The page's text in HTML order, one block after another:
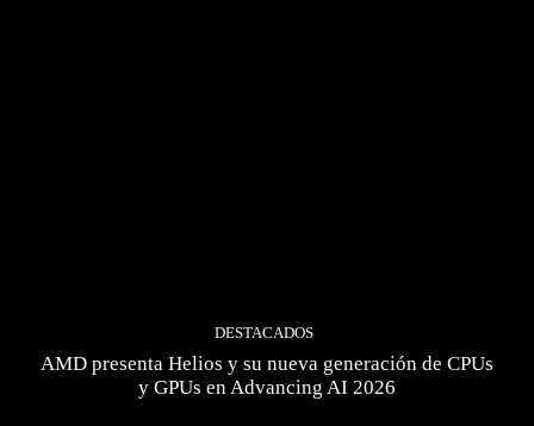
DESTACADOS
AMD presenta Helios y su nueva generación de CPUs
y GPUs en Advancing AI 2026